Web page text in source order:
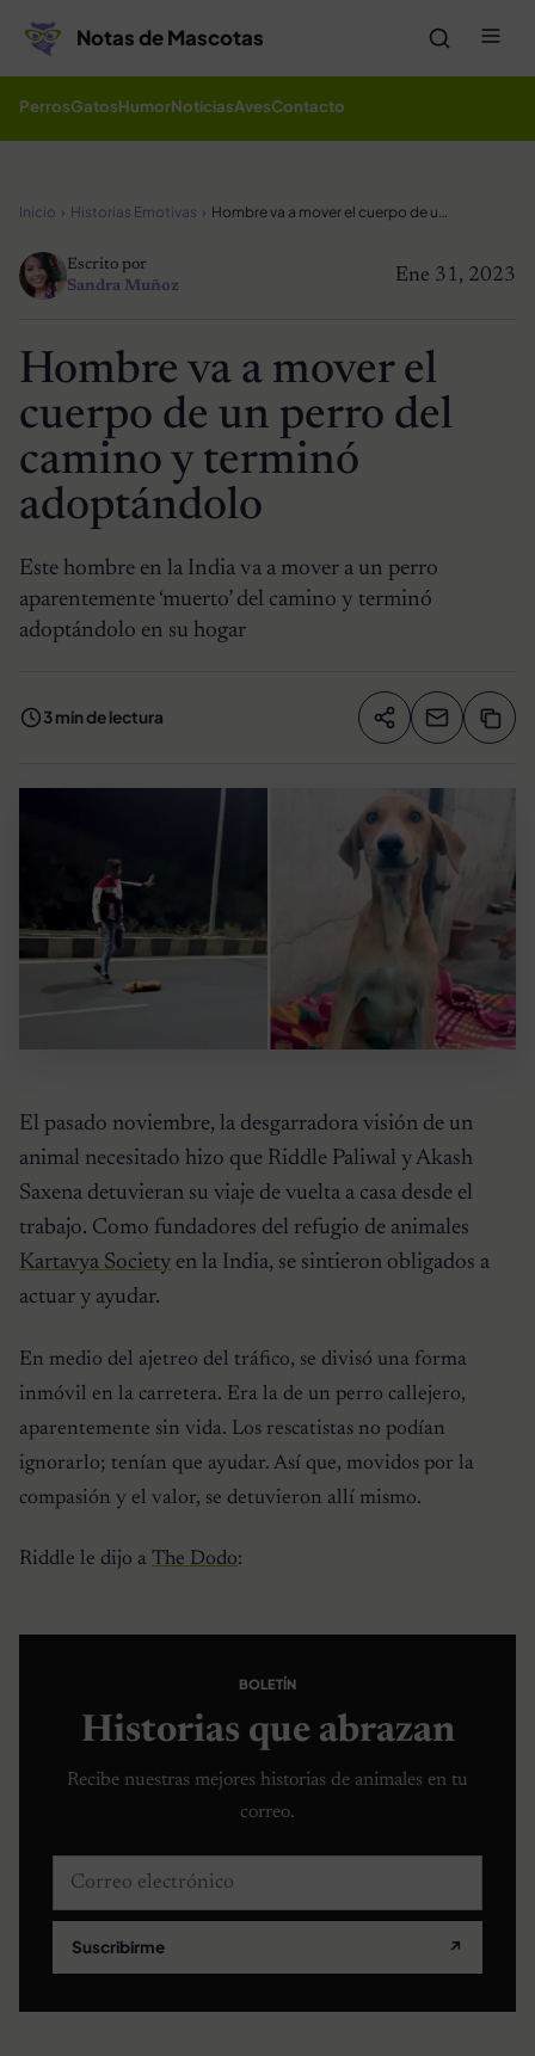
Notas de Mascotas
PerrosGatosHumorNoticiasAvesContacto
Inicio Historias Emotivas Hombre va a mover el cuerpo de un perro del camino y terminó adoptándolo
Ene 31, 2023
Escrito por
Sandra Muñoz
Hombre va a mover el
cuerpo de un perro del
camino y terminó
adoptándolo
Este hombre en la India va a mover a un perro
aparentemente ‘muerto’ del camino y terminó
adoptándolo en su hogar
3 min de lectura Compartir
El pasado noviembre, la desgarradora visión de un
animal necesitado hizo que Riddle Paliwal y Akash
Saxena detuvieran su viaje de vuelta a casa desde el
trabajo. Como fundadores del refugio de animales
Kartavya Society en la India, se sintieron obligados a
actuar y ayudar.
En medio del ajetreo del tráfico, se divisó una forma
inmóvil en la carretera. Era la de un perro callejero,
aparentemente sin vida. Los rescatistas no podían
ignorarlo; tenían que ayudar. Así que, movidos por la
compasión y el valor, se detuvieron allí mismo.
Riddle le dijo a The Dodo:
BOLETÍN
Historias que abrazan
Recibe nuestras mejores historias de animales en tu
correo.
Correo electrónico
Suscribirme ↗